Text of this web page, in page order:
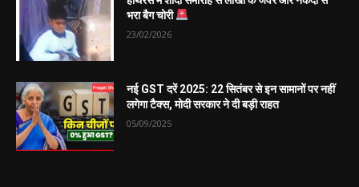
भरा बैग चोरी
23/02/2026
नई GST दरें 2025: 22 सितंबर से इन सामानों पर नहीं
लगेगा टैक्स, मोदी सरकार ने दी बड़ी राहत
05/09/2025